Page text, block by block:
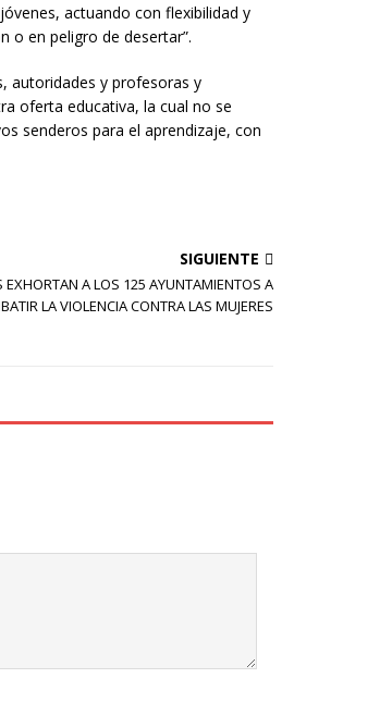
actuando con flexibilidad y
o en peligro de desertar”.
autoridades y profesoras y
oferta educativa, la cual no se
senderos para el aprendizaje, con
SIGUIENTE
EXHORTAN A LOS 125 AYUNTAMIENTOS A
LA VIOLENCIA CONTRA LAS MUJERES